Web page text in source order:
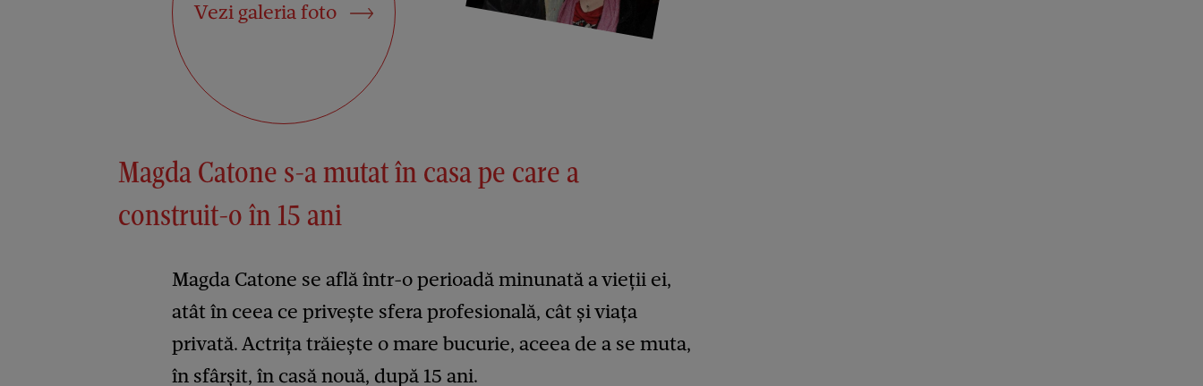
Vezi galeria foto
Magda Catone s-a mutat în casa pe care a
construit-o în 15 ani
Magda Catone se află într-o perioadă minunată a vieții ei,
atât în ceea ce privește sfera profesională, cât și viața
privată. Actrița trăiește o mare bucurie, aceea de a se muta,
în sfârșit, în casă nouă, după 15 ani.